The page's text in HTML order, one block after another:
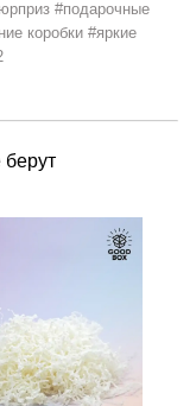
#подарочные
коробки #яркие